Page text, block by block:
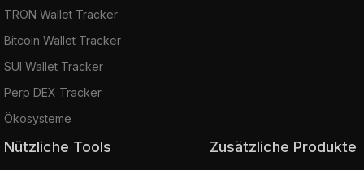
TRON Wallet Tracker
Bitcoin Wallet Tracker
SUI Wallet Tracker
Perp DEX Tracker
Ökosysteme
Nützliche Tools Zusätzliche Produkte